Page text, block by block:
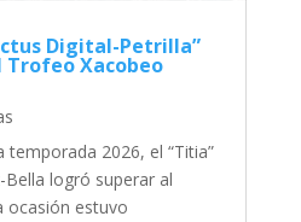
Digital-Petrilla”
Trofeo Xacobeo
temporada 2026, el “Titia”
logró superar al
ocasión estuvo